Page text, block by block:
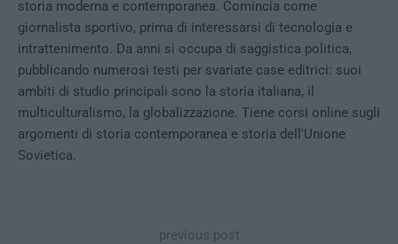
storia moderna e contemporanea. Comincia come
giornalista sportivo, prima di interessarsi di tecnologia e
intrattenimento. Da anni si occupa di saggistica politica,
pubblicando numerosi testi per svariate case editrici: suoi
ambiti di studio principali sono la storia italiana, il
multiculturalismo, la globalizzazione. Tiene corsi online sugli
argomenti di storia contemporanea e storia dell'Unione
Sovietica.
previous post